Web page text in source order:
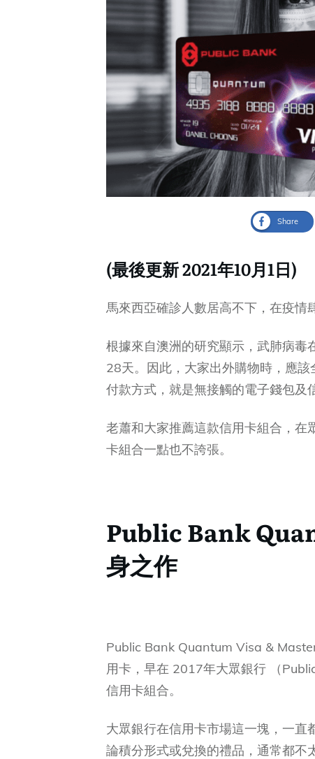
Share
(最後更新 2021年10月1日)
馬來西亞確診人數居高不下，在疫情
根據來自澳洲的研究顯示，武肺病毒
28天。因此，大家出外購物時，應
付款方式，就是無接觸的電子錢包及
老蕭和大家推薦這款信用卡組合，在
卡組合一點也不誇張。
Public Bank
身之作
Public Bank Quantum Visa &
用卡，早在 2017年大眾銀行 （
信用卡組合。
大眾銀行在信用卡市場這一塊，一
論積分形式或兌換的禮品，通常都